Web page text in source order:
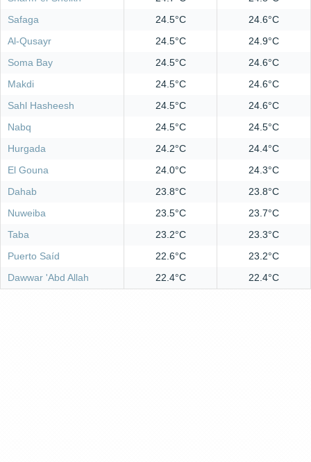
Safaga
24.5°C
24.6°C
Al-Qusayr
24.5°C
24.9°C
Soma Bay
24.5°C
24.6°C
Makdi
24.5°C
24.6°C
Sahl Hasheesh
24.5°C
24.6°C
Nabq
24.5°C
24.5°C
Hurgada
24.2°C
24.4°C
El Gouna
24.0°C
24.3°C
Dahab
23.8°C
23.8°C
Nuweiba
23.5°C
23.7°C
Taba
23.2°C
23.3°C
Puerto Saíd
22.6°C
23.2°C
Dawwar 'Abd Allah
22.4°C 22.4°C